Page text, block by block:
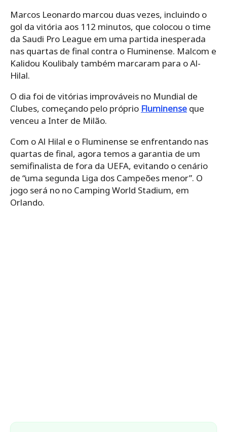
Marcos Leonardo marcou duas vezes, incluindo o
gol da vitória aos 112 minutos, que colocou o time
da Saudi Pro League em uma partida inesperada
nas quartas de final contra o Fluminense. Malcom e
Kalidou Koulibaly também marcaram para o Al-
Hilal.
O dia foi de vitórias improváveis no Mundial de
Clubes, começando pelo próprio Fluminense que
venceu a Inter de Milão.
Com o Al Hilal e o Fluminense se enfrentando nas
quartas de final, agora temos a garantia de um
semifinalista de fora da UEFA, evitando o cenário
de “uma segunda Liga dos Campeões menor”. O
jogo será no no Camping World Stadium, em
Orlando.